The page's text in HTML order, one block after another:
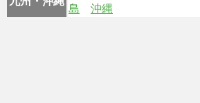
島
沖縄